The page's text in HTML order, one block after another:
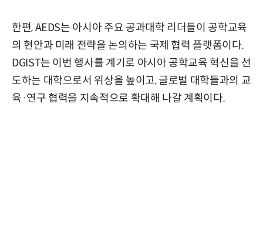
한편, AEDS는 아시아 주요 공과대학 리더들이 공학교육
의 현안과 미래 전략을 논의하는 국제 협력 플랫폼이다.
DGIST는 이번 행사를 계기로 아시아 공학교육 혁신을 선
도하는 대학으로서 위상을 높이고, 글로벌 대학들과의 교
육·연구 협력을 지속적으로 확대해 나갈 계획이다.